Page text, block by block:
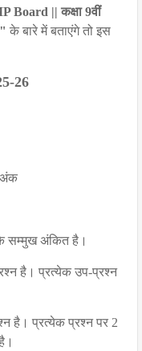
Board || कक्षा 9वीं
के बारे में बताएंगे तो इस
26
सम्मुख अंकित है।
है। प्रत्येक उप-प्रश्न
है। प्रत्येक प्रश्न पर 2